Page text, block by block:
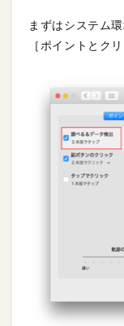
まずはシステム
［ポイントとク